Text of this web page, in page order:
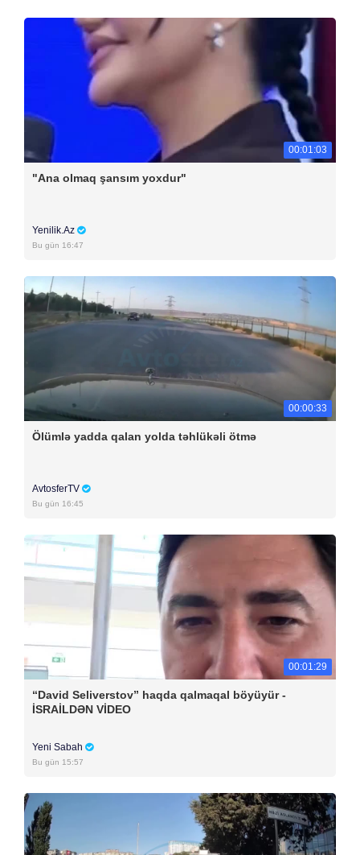
00:01:03
"Ana olmaq şansım yoxdur"
Yenilik.Az
Bu gün 16:47
00:00:33
Ölümlə yadda qalan yolda təhlükəli ötmə
AvtosferTV
Bu gün 16:45
00:01:29
“David Seliverstov” haqda qalmaqal böyüyür -
İSRAİLDƏN VİDEO
Yeni Sabah
Bu gün 15:57